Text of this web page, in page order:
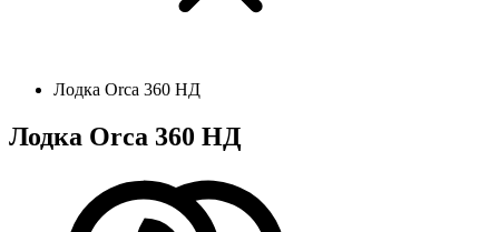
Лодка Orca 360 НД
Лодка Orca 360 НД